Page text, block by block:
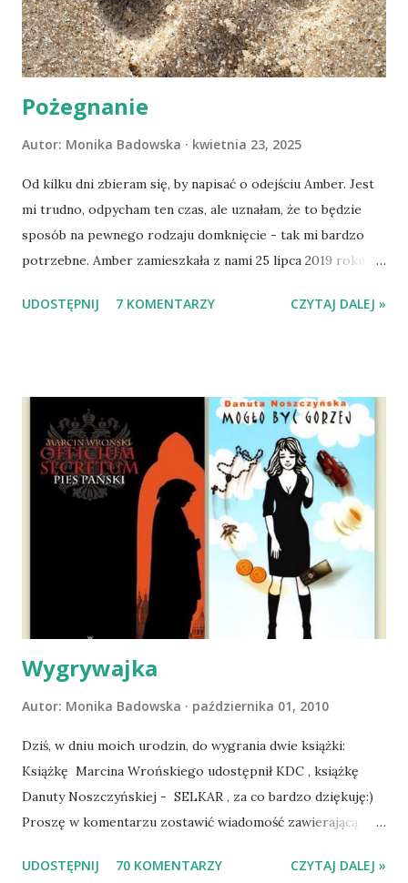
Pożegnanie
Autor: Monika Badowska kwietnia 23, 2025
Od kilku dni zbieram się, by napisać o odejściu Amber. Jest
mi trudno, odpycham ten czas, ale uznałam, że to będzie
sposób na pewnego rodzaju domknięcie - tak mi bardzo
potrzebne. Amber zamieszkała z nami 25 lipca 2019 roku.
Mazowieckim, pojechaliśmy na wizytę zapoznawczą, a kilka
wspólnego życia przeczytacie TUTAJ i TUTAJ . Gdy już
nieco okrzepliśmy w codzienności z psem, a Amber - z
ludźmi i kotami, pojawił się pomysł na wspólny jesienny
wyjazd w Beskid Niski. Zanim to jednak się stało psica miała
atak padaczki, co spowodowało, że wyjazd odwołaliśmy,
wdrożyliśmy leczenie i od nowa zaczęliśmy oswajać z nami i
wspólnym życiem zdezorientowanego chorobą psa. Udało
się ustabilizować zawirowania zdrowotne i wówczas
zaczęliśmy się cieszyć sobą wzajemnie już na 100%.
Dopier...
UDOSTĘPNIJ 7 KOMENTARZY CZYTAJ DALEJ »
Wygrywajka
Autor: Monika Badowska października 01, 2010
Dziś, w dniu moich urodzin, do wygrania dwie książki:
Książkę Marcina Wrońskiego udostępnił KDC , książkę
Danuty Noszczyńskiej - SELKAR , za co bardzo dziękuję:)
Proszę w komentarzu zostawić wiadomość zawierającą
Losowanie odbędzie się w niedzielę o 8:00. Zapraszam
UDOSTĘPNIJ 70 KOMENTARZY CZYTAJ DALEJ »